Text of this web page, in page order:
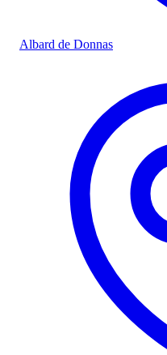
Albard de Donnas